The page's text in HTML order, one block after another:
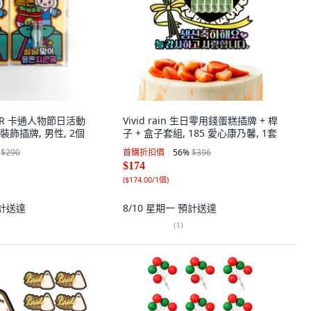
卡通人物節日活動
飾插牌, 男性, 2個
$290
送達
Vivid rain 生日零用錢蛋糕插牌 + 桿
子 + 盒子套組, 185 愛心康乃馨, 1套
首購折扣價 56%$396
$174
($174.00/1個)
8/10 星期一 預計送達
(1)